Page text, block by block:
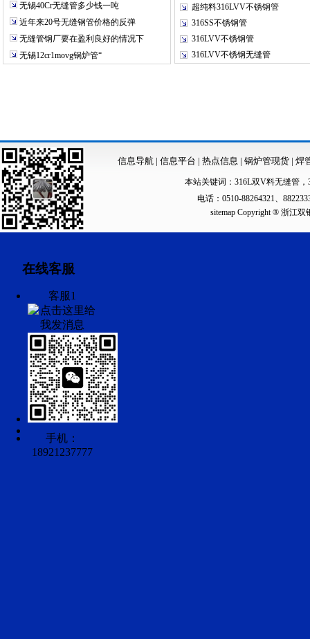
无锡40Cr无缝管多少钱一吨
近年来20号无缝钢管价格的反弹
无缝管钢厂要在盈利良好的情况下
无锡12cr1movg锅炉管“
超纯料316LVV不锈钢管
316SS不锈钢管
316LVV不锈钢管
316LVV不锈钢无缝管
信息导航| 信息平台 | 热点信息 | 锅炉管现货 | 焊
本站关键词： 316L双V料无缝管 ，
电话：0510-88264321、
sitemapCopyright ® 浙江双
在线客服
客服1
手机：
18921237777